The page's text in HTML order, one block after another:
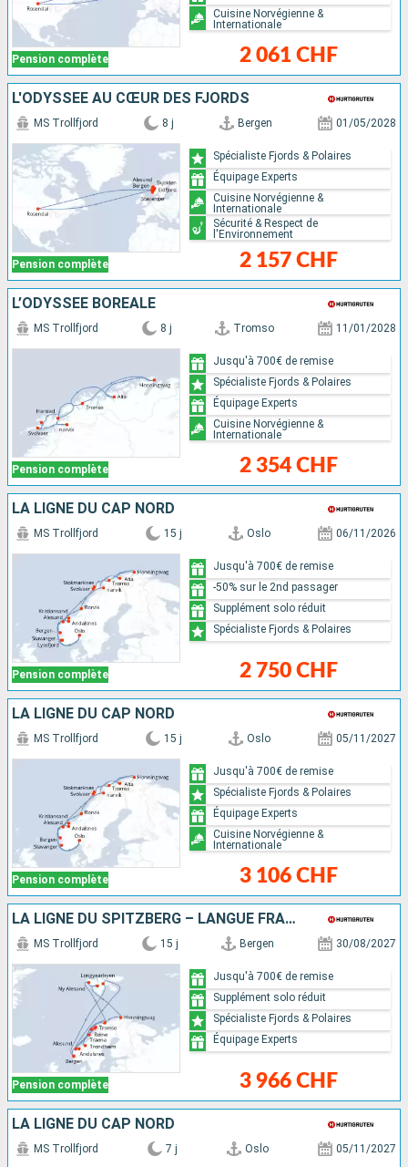
Pension complète 2 061 CHF
Cuisine Norvégienne &
Internationale
L'ODYSSÉE AU CŒUR DES FJORDS
Pension complète
MS Trollfjord 8 j Bergen 01/05/2028
2 157 CHF
Spécialiste Fjords & Polaires
Équipage Experts
Cuisine Norvégienne &
Internationale
Sécurité & Respect de
l'Environnement
L’ODYSSÉE BORÉALE
Pension complète
MS Trollfjord 8 j Tromso 11/01/2028
2 354 CHF
Jusqu'à 700€ de remise
Spécialiste Fjords & Polaires
Équipage Experts
Cuisine Norvégienne &
Internationale
LA LIGNE DU CAP NORD
Pension complète
MS Trollfjord 15 j Oslo 06/11/2026
2 750 CHF
Jusqu'à 700€ de remise
-50% sur le 2nd passager
Supplément solo réduit
Spécialiste Fjords & Polaires
LA LIGNE DU CAP NORD
Pension complète
MS Trollfjord 15 j Oslo 05/11/2027
3 106 CHF
Jusqu'à 700€ de remise
Spécialiste Fjords & Polaires
Équipage Experts
Cuisine Norvégienne &
Internationale
LA LIGNE DU SPITZBERG – LANGUE FRANÇAISE À BORD
Pension complète
MS Trollfjord 15 j Bergen 30/08/2027
3 966 CHF
Jusqu'à 700€ de remise
Supplément solo réduit
Spécialiste Fjords & Polaires
Équipage Experts
LA LIGNE DU CAP NORD
MS Trollfjord 7 j Oslo 05/11/2027